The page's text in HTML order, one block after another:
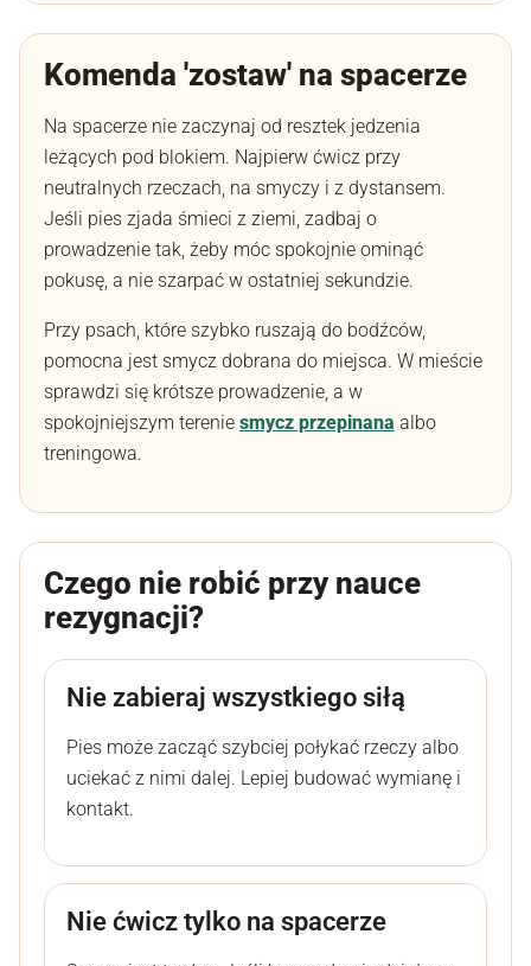
Komenda 'zostaw' na spacerze
Na spacerze nie zaczynaj od resztek jedzenia
leżących pod blokiem. Najpierw ćwicz przy
neutralnych rzeczach, na smyczy i z dystansem.
Jeśli pies zjada śmieci z ziemi, zadbaj o
prowadzenie tak, żeby móc spokojnie ominąć
pokusę, a nie szarpać w ostatniej sekundzie.
Przy psach, które szybko ruszają do bodźców,
pomocna jest smycz dobrana do miejsca. W mieście
sprawdzi się krótsze prowadzenie, a w
spokojniejszym terenie smycz przepinana albo
treningowa.
Czego nie robić przy nauce
rezygnacji?
Nie zabieraj wszystkiego siłą
Pies może zacząć szybciej połykać rzeczy albo
uciekać z nimi dalej. Lepiej budować wymianę i
kontakt.
Nie ćwicz tylko na spacerze